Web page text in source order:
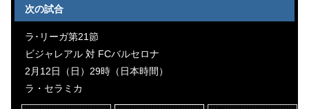
次の試合
ラ･リーガ第21節
ビジャレアル 対 FCバルセロナ
2月12日（日）29時（日本時間）
ラ・セラミカ